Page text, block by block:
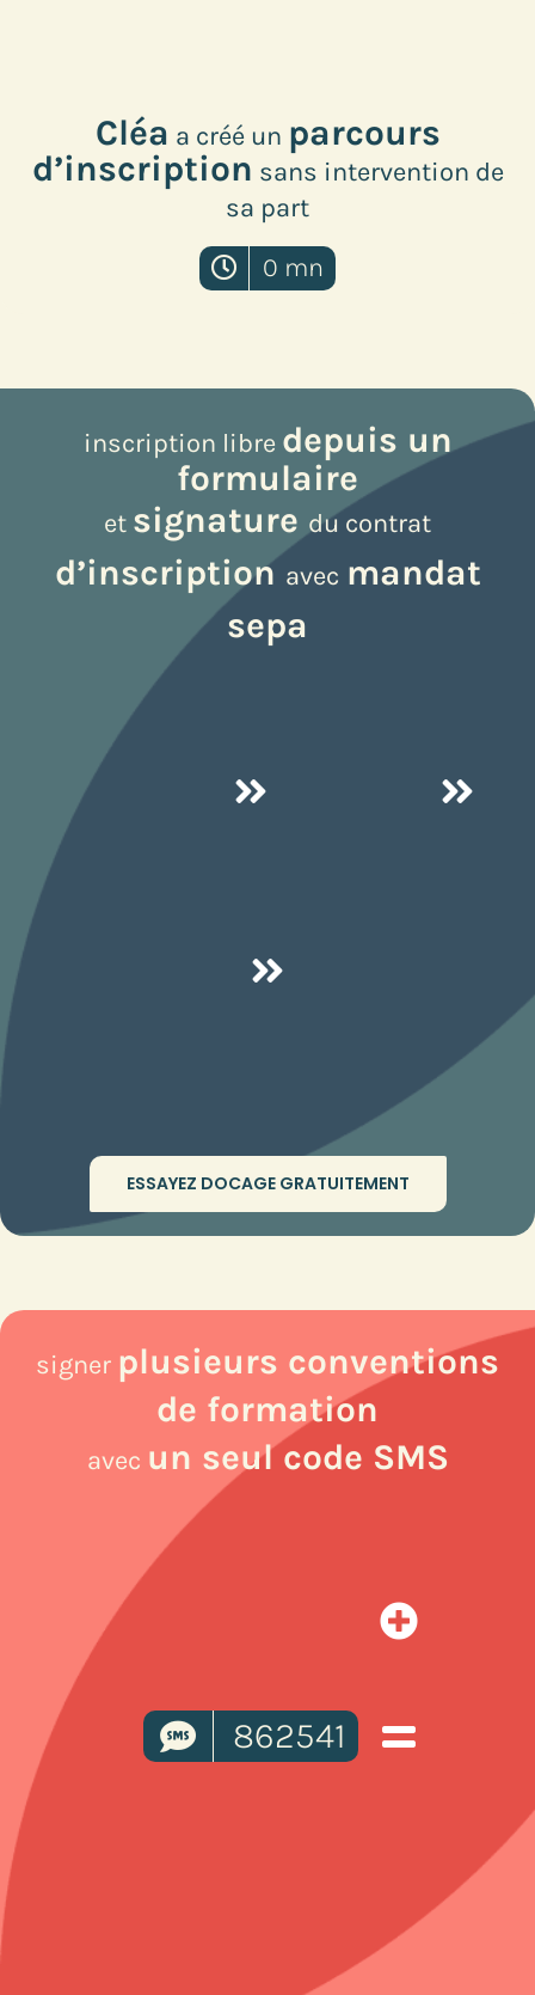
Cléa a créé un parcours
d’inscription sans intervention de
sa part
0 mn
inscription libre depuis un
formulaire
et signature du contrat
d’inscription avec mandat
sepa
ESSAYEZ DOCAGE GRATUITEMENT
signer plusieurs conventions
de formation
avec un seul code SMS
862541